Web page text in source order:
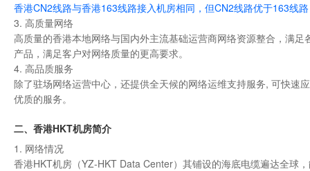
香港CN2线路与香港163线路接入机房相同，但CN2线路优于163线
3. 高质量网络
高质量的香港本地网络与国内外主流基础运营商网络资源整合，满
产品，满足客户对网络质量的更高要求。
4. 高品质服务
除了驻场网络运营中心，还提供全天候的网络运维支持服务, 可快速
优质的服务。
二、香港HKT机房简介
1. 网络情况
香港HKT机房（YZ-HKT Data Center）其铺设的海底电缆遍达全球